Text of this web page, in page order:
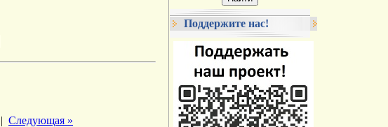
| Следующая »
Поддержите нас!